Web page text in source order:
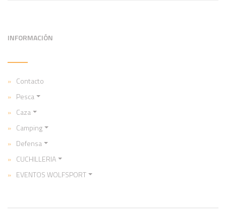
INFORMACIÓN
Contacto
Pesca
Caza
Camping
Defensa
CUCHILLERIA
EVENTOS WOLFSPORT